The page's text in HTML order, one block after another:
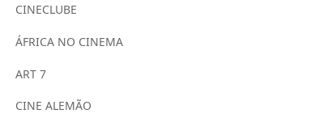
CINECLUBE
ÁFRICA NO CINEMA
ART 7
CINE ALEMÃO